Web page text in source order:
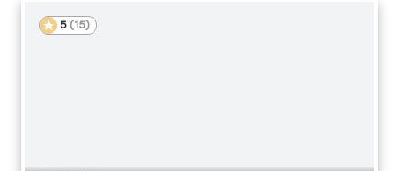
5 (15)